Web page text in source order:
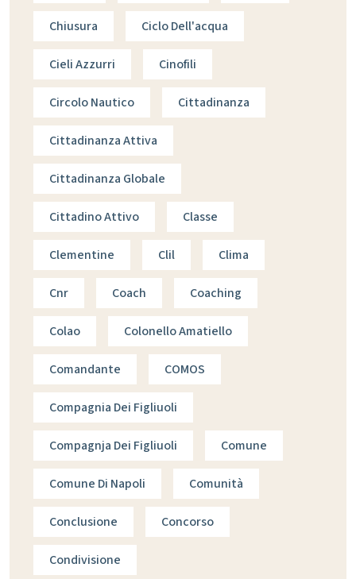
Chiusura Ciclo Dell'acqua
Cieli Azzurri Cinofili
Circolo Nautico Cittadinanza
Cittadinanza Attiva
Cittadinanza Globale
Cittadino Attivo Classe
Clementine Clil Clima
Cnr Coach Coaching
Colao Colonello Amatiello
Comandante COMOS
Compagnia Dei Figliuoli
Compagnja Dei Figliuoli Comune
Comune Di Napoli Comunità
Conclusione Concorso
Condivisione